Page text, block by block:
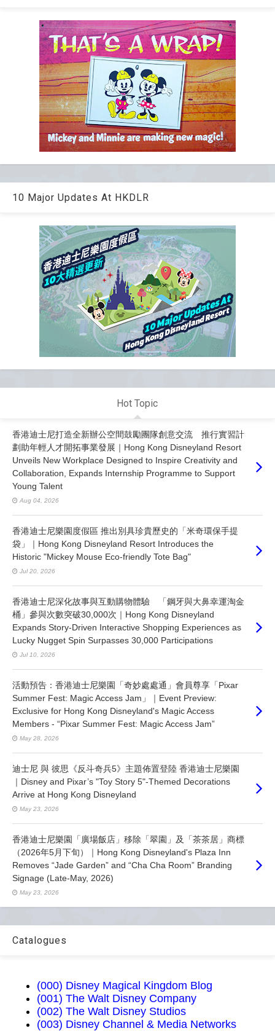
10 Major Updates At HKDLR
Hot Topic
香港迪士尼打造全新辦公空間鼓勵團隊創意交流 推行實習計
劃助年輕人才開拓事業發展｜Hong Kong Disneyland Resort
Unveils New Workplace Designed to Inspire Creativity and
Collaboration, Expands Internship Programme to Support
Young Talent
Aug 04, 2026
香港迪士尼樂園度假區 推出別具珍貴歷史的「米奇環保手提
袋」｜Hong Kong Disneyland Resort Introduces the
Historic "Mickey Mouse Eco-friendly Tote Bag"
Jul 20, 2026
香港迪士尼深化故事與互動購物體驗 「鋼牙與大鼻幸運淘金
桶」參與次數突破30,000次｜Hong Kong Disneyland
Expands Story-Driven Interactive Shopping Experiences as
Lucky Nugget Spin Surpasses 30,000 Participations
Jul 10, 2026
活動預告：香港迪士尼樂園「奇妙處處通」會員尊享「Pixar
Summer Fest: Magic Access Jam」｜Event Preview:
Exclusive for Hong Kong Disneyland's Magic Access
Members - “Pixar Summer Fest: Magic Access Jam”
May 28, 2026
迪士尼 與 彼思《反斗奇兵5》主題佈置登陸 香港迪士尼樂園
｜Disney and Pixar’s "Toy Story 5"-Themed Decorations
Arrive at Hong Kong Disneyland
May 23, 2026
香港迪士尼樂園「廣場飯店」移除「翠園」及「茶茶居」商標
（2026年5月下旬）｜Hong Kong Disneyland's Plaza Inn
Removes “Jade Garden” and “Cha Cha Room” Branding
Signage (Late-May, 2026)
May 23, 2026
Catalogues
(000) Disney Magical Kingdom Blog
(001) The Walt Disney Company
(002) The Walt Disney Studios
(003) Disney Channel & Media Networks